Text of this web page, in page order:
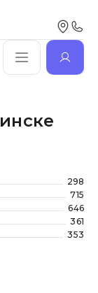
298
715
646
361
353